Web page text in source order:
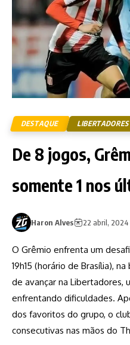
DESTAQUE LIBERTADORES
De 8 jogos,
somente 1 nos
Haron Alves 22 abril, 2024
O Grêmio enfrenta um
19h15 (horário de Brasília),
de avançar na Libertadores,
enfrentando dificuldades.
dos favoritos do grupo, o
consecutivas nas mãos do